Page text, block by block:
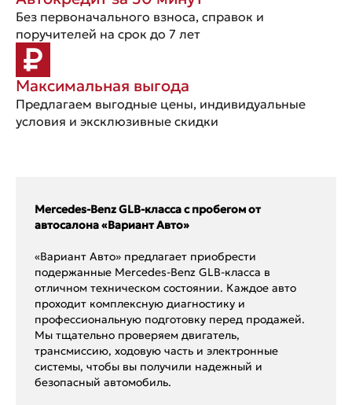
Без первоначального взноса, справок и
поручителей на срок до 7 лет
Максимальная выгода
Предлагаем выгодные цены, индивидуальные
условия и эксклюзивные скидки
Mercedes-Benz GLB-класса с пробегом от
автосалона «Вариант Авто»
«Вариант Авто» предлагает приобрести
подержанные Mercedes-Benz GLB-класса в
отличном техническом состоянии. Каждое авто
проходит комплексную диагностику и
профессиональную подготовку перед продажей.
Мы тщательно проверяем двигатель,
трансмиссию, ходовую часть и электронные
системы, чтобы вы получили надежный и
безопасный автомобиль.